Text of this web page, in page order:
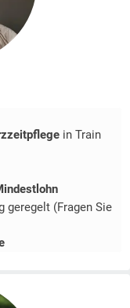
in Train
geregelt (Fragen Sie